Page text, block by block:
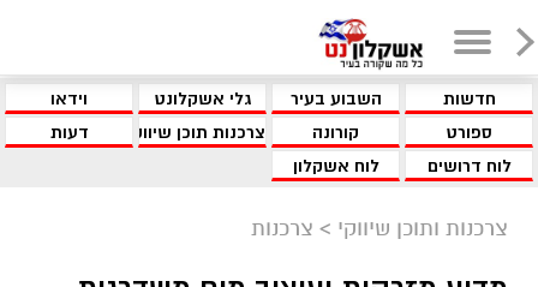
חדשות השבוע בעיר גלי אשקלונט
וידאו
ספורט
קורונה צרכנות תוכן שיווקי
דעות
לוח דרושים
לוח אשקלון
צרכנות ותוכן שיווקי > צרכנות